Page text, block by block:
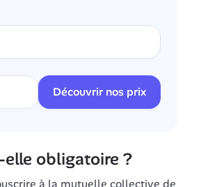
Découvrir nos prix
obligatoire ?
à la mutuelle collective de